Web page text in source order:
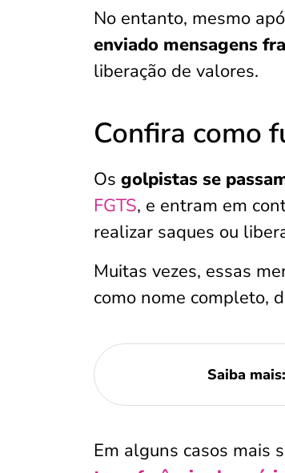
No entanto, mesmo
enviado mensagens
liberação de valores.
Confira como
Os golpistas se
FGTS, e entram em
realizar saques ou
Muitas vezes, essas
como nome completo,
Saiba mais:
Em alguns casos mais